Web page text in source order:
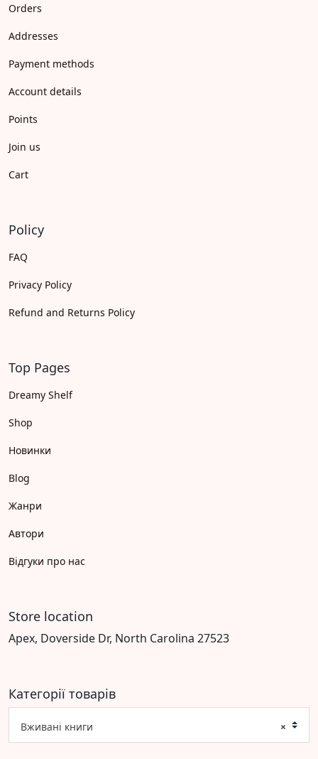
Orders
Addresses
Payment methods
Account details
Points
Join us
Cart
Policy
FAQ
Privacy Policy
Refund and Returns Policy
Top Pages
Dreamy Shelf
Shop
Новинки
Blog
Жанри
Автори
Відгуки про нас
Store location
Apex, Doverside Dr, North Carolina 27523
Категорії товарів
×
Вживані книги